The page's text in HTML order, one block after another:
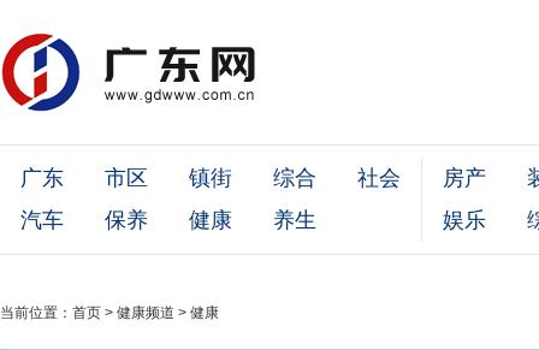
广东 市区 镇街 综合
社会
汽车
保养 健康 养生
房产
娱乐
当前位置： 首页 > 健康频道 > 健康